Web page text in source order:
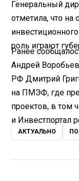
Генеральный
отметила, что на
роль играют
Ранее
Андрей
РФ Дмитрий
на ПМЭФ, где
проектов, в том
и Инвестпортал
АКТУАЛЬНО